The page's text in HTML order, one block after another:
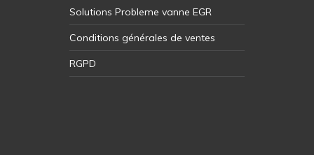
Solutions Probleme vanne EGR
Conditions générales de ventes
RGPD